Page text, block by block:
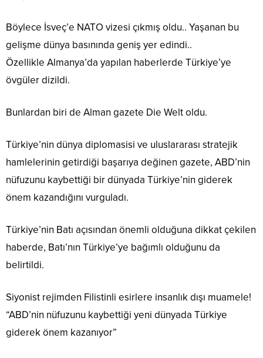
Böylece İsveç’e NATO vizesi çıkmış oldu.. Yaşanan bu
gelişme dünya basınında geniş yer edindi..
Özellikle Almanya’da yapılan haberlerde Türkiye’ye
övgüler dizildi.
Bunlardan biri de Alman gazete Die Welt oldu.
Türkiye’nin dünya diplomasisi ve uluslararası stratejik
hamlelerinin getirdiği başarıya değinen gazete, ABD’nin
nüfuzunu kaybettiği bir dünyada Türkiye’nin giderek
önem kazandığını vurguladı.
Türkiye’nin Batı açısından önemli olduğuna dikkat çekilen
haberde, Batı’nın Türkiye’ye bağımlı olduğunu da
belirtildi.
Siyonist rejimden Filistinli esirlere insanlık dışı muamele!
“ABD’nin nüfuzunu kaybettiği yeni dünyada Türkiye
giderek önem kazanıyor”